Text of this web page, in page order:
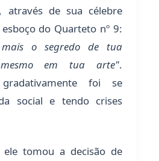
através de sua célebre
do Quarteto nº 9:
o segredo de tua
em tua arte".
foi se
social e tendo crises
ele tomou a decisão de